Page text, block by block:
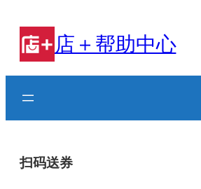
店＋帮助中心
扫码送券